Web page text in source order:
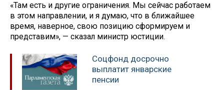
«Там есть и другие ограничения. Мы сейчас работаем
в этом направлении, и я думаю, что в ближайшее
время, наверное, свою позицию сформируем и
представим», — сказал министр юстиции.
Соцфонд досрочно
выплатит январские
пенсии